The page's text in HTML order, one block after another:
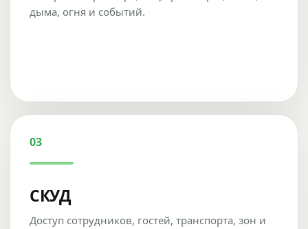
дыма, огня и событий.
03
СКУД
Доступ сотрудников, гостей, транспорта, зон и